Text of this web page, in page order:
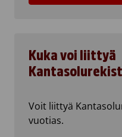
Kuka voi liittyä
Voit liittyä
vuotias.